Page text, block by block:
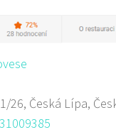
26, Česká Lípa,